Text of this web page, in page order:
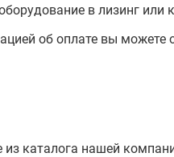
в лизинг или
об оплате вы можете
из каталога нашей